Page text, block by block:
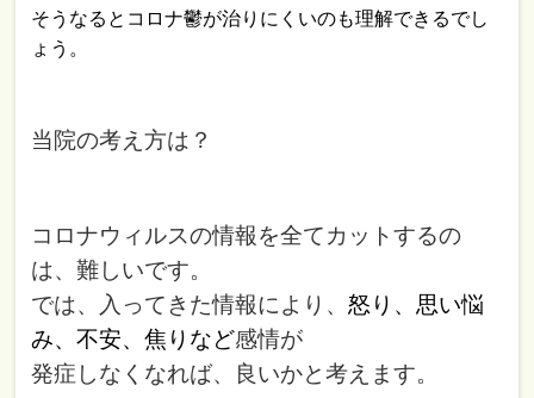
そうなるとコロナ鬱が治りにくいのも理解できるでし
ょう。
当院の考え方は？
コロナウィルスの情報を全てカットするの
は、難しいです。
では、入ってきた情報により、怒り、思い悩
み、不安、焦りなど感情が
発症しなくなれば、良いかと考えます。